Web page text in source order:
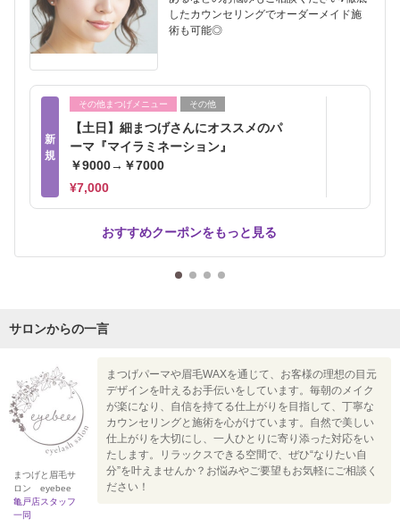
したカウンセリングでオーダーメイド施
術も可能◎
新
規
その他まつげメニュー その他
【土日】細まつげさんにオススメのパ
ーマ『マイラミネーション』
￥9000→￥7000
¥7,000
おすすめクーポンをもっと見る
サロンからの一言
まつげと眉毛サ
ロン eyebee
亀戸店スタッフ
一同
まつげパーマや眉毛WAXを通じて、お客様の理想の目元
デザインを叶えるお手伝いをしています。毎朝のメイク
が楽になり、自信を持てる仕上がりを目指して、丁寧な
カウンセリングと施術を心がけています。自然で美しい
仕上がりを大切にし、一人ひとりに寄り添った対応をい
たします。リラックスできる空間で、ぜひ“なりたい自
分”を叶えませんか？お悩みやご要望もお気軽にご相談く
ださい！